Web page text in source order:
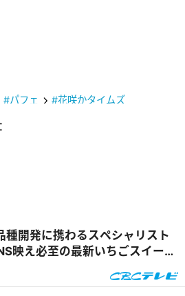
#パフェ #花咲かタイムズ
種開発に携わるスペシャリスト
映え必至の最新いちごスイーツ